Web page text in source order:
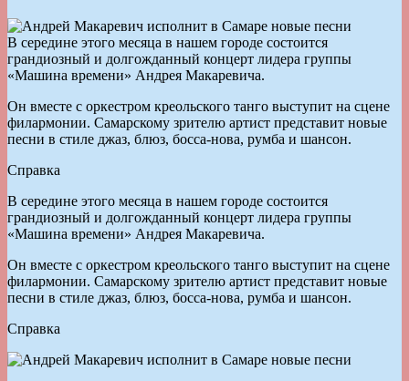
В середине этого месяца в нашем городе состоится
грандиозный и долгожданный концерт лидера группы
«Машина времени» Андрея Макаревича.
Он вместе с оркестром креольского танго выступит на сцене
филармонии. Самарскому зрителю артист представит новые
песни в стиле джаз, блюз, босса-нова, румба и шансон.
Справка
В середине этого месяца в нашем городе состоится
грандиозный и долгожданный концерт лидера группы
«Машина времени» Андрея Макаревича.
Он вместе с оркестром креольского танго выступит на сцене
филармонии. Самарскому зрителю артист представит новые
песни в стиле джаз, блюз, босса-нова, румба и шансон.
Справка